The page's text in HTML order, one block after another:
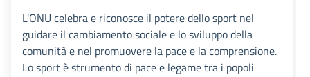
L'ONU celebra e riconosce il potere dello sport nel
guidare il cambiamento sociale e lo sviluppo della
comunità e nel promuovere la pace e la comprensione.
Lo sport è strumento di pace e legame tra i popoli